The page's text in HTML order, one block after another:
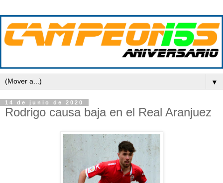
▼
14 de junio de 2020
Rodrigo causa baja en el Real Aranjuez